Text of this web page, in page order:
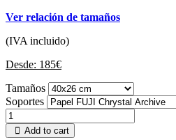
Ver relación de tamaños
(IVA incluido)
Desde: 185€
Tamaños
Soportes
Add to cart